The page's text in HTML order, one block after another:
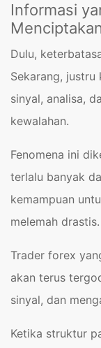
Informasi
Dulu,
Sekarang, justru
sinyal, analisa,
kewalahan.
Fenomena ini
terlalu banyak
kemampuan
melemah drastis.
Trader forex
akan terus
sinyal, dan
Ketika struktur